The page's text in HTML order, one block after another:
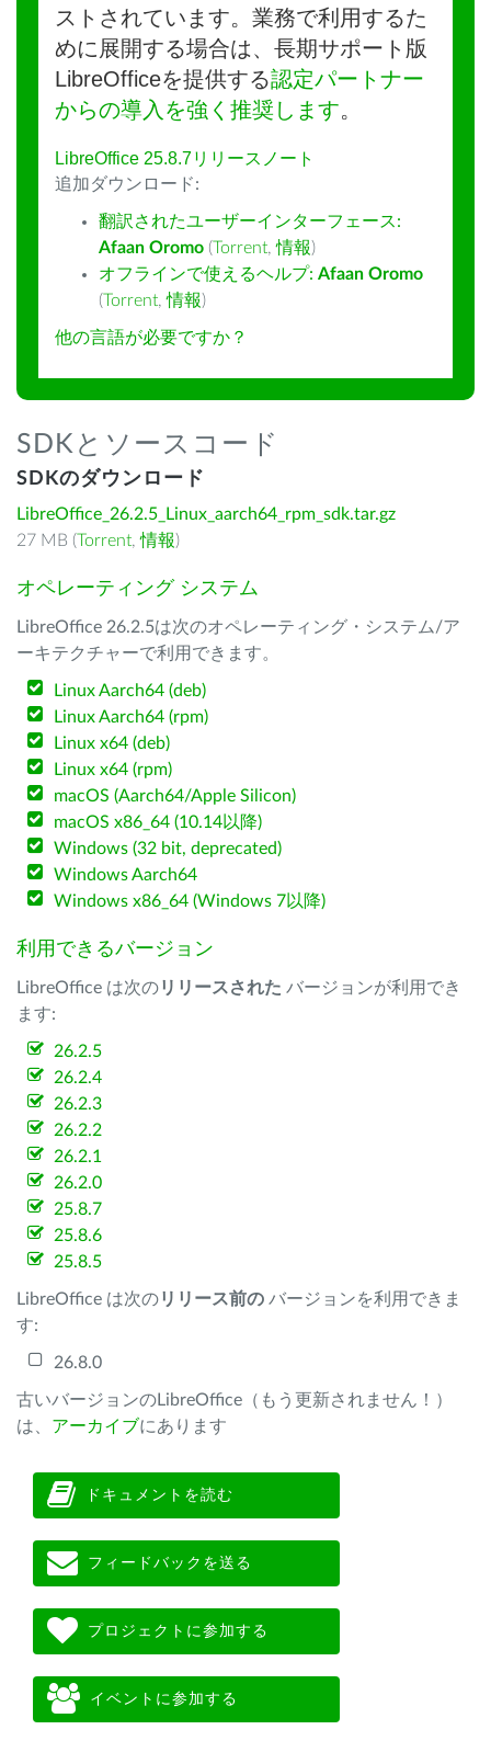
ストされています。業務で利用するた
めに展開する場合は、長期サポート版
LibreOfficeを提供する認定パートナー
からの導入を強く推奨します。
LibreOffice 25.8.7リリースノート
追加ダウンロード:
翻訳されたユーザーインターフェース:
Afaan Oromo (Torrent,情報)
オフラインで使えるヘルプ: Afaan Oromo
(Torrent,情報)
他の言語が必要ですか？
SDKとソースコード
SDKのダウンロード
LibreOffice_26.2.5_Linux_aarch64_rpm_sdk.tar.gz
27 MB (Torrent,情報)
オペレーティング システム
LibreOffice 26.2.5は次のオペレーティング・システム/ア
ーキテクチャーで利用できます。
Linux Aarch64 (deb)
Linux Aarch64 (rpm)
Linux x64 (deb)
Linux x64 (rpm)
macOS (Aarch64/Apple Silicon)
macOS x86_64 (10.14以降)
Windows (32 bit, deprecated)
Windows Aarch64
Windows x86_64 (Windows 7以降)
利用できるバージョン
LibreOffice は次のリリースされた バージョンが利用でき
ます:
26.2.5
26.2.4
26.2.3
26.2.2
26.2.1
26.2.0
25.8.7
25.8.6
25.8.5
LibreOffice は次のリリース前の バージョンを利用できま
す:
26.8.0
古いバージョンのLibreOffice（もう更新されません！）
は、 アーカイブにあります
ドキュメントを読む
フィードバックを送る
プロジェクトに参加する
イベントに参加する